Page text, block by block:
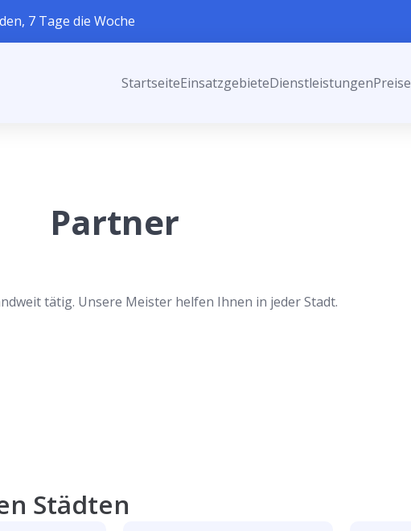
7 Tage die Woche
StartseiteEinsatzgebieteDienstleistungenPreise
Partner
tätig. Unsere Meister helfen Ihnen in jeder Stadt.
Städten